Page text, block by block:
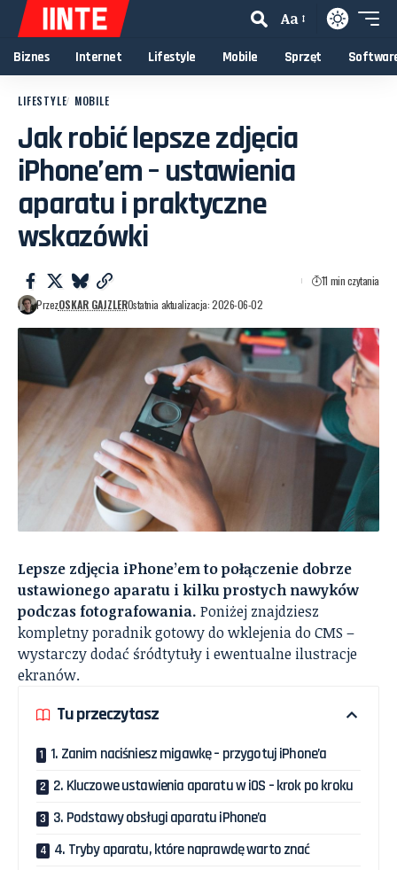
Aa
Biznes Internet Lifestyle Mobile Sprzęt
LIFESTYLE MOBILE
Jak robić lepsze zdjęcia
iPhone’em – ustawienia
aparatu i praktyczne
wskazówki
PrzezOSKAR GAJZLEROstatnia aktualizacja: 2026-06-02
11 min czytania
Lepsze zdjęcia iPhone’em to połączenie dobrze
ustawionego aparatu i kilku prostych nawyków
podczas fotografowania. Poniżej znajdziesz
kompletny poradnik gotowy do wklejenia do CMS –
wystarczy dodać śródtytuły i ewentualne ilustracje
ekranów.
Tu przeczytasz
1. Zanim naciśniesz migawkę – przygotuj iPhone’a
2. Kluczowe ustawienia aparatu w iOS – krok po kroku
3. Podstawy obsługi aparatu iPhone’a
4. Tryby aparatu, które naprawdę warto znać